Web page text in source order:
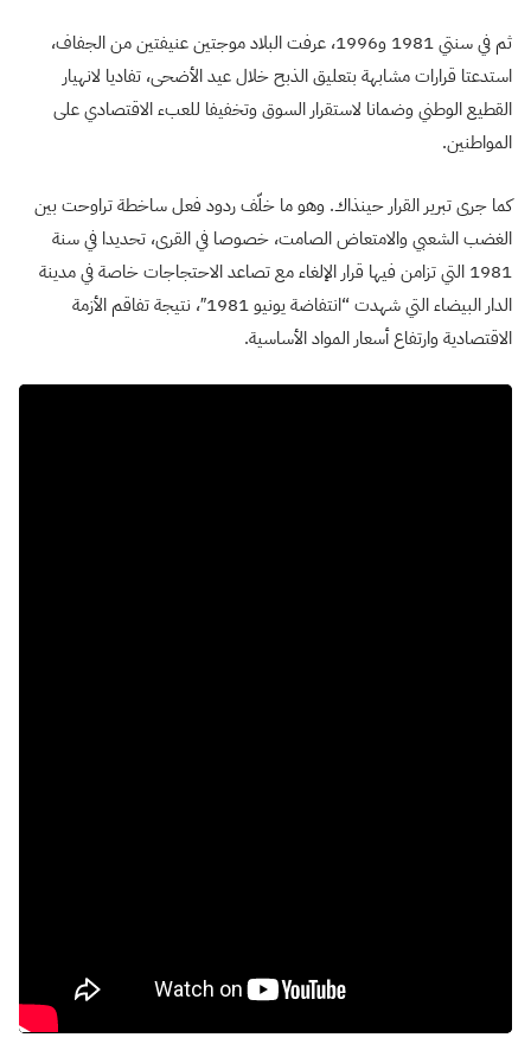
ثم في سنتي 1981 و1996، عرفت البلاد موجتين عنيفتين من الجفاف،
استدعتا قرارات مشابهة بتعليق الذبح خلال عيد الأضحى، تفاديا لانهيار
القطيع الوطني وضمانا لاستقرار السوق وتخفيفا للعبء الاقتصادي على
المواطنين.
كما جرى تبرير القرار حينذاك. وهو ما خلّف ردود فعل ساخطة تراوحت بين
الغضب الشعبي والامتعاض الصامت، خصوصا في القرى، تحديدا في سنة
1981 التي تزامن فيها قرار الإلغاء مع تصاعد الاحتجاجات خاصة في مدينة
الدار البيضاء التي شهدت “انتفاضة يونيو 1981″، نتيجة تفاقم الأزمة
الاقتصادية وارتفاع أسعار المواد الأساسية.